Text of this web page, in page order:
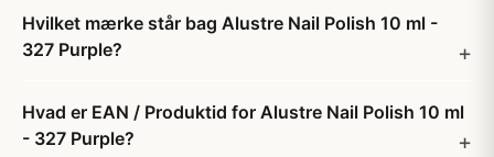
Hvilket mærke står bag Alustre Nail Polish 10 ml -
327 Purple?
Hvad er EAN / Produktid for Alustre Nail Polish 10 ml
- 327 Purple?